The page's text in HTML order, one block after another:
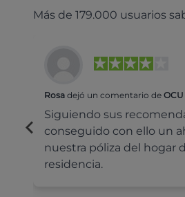
Más de 179.000 usuarios
Rosa dejó un comentario de OCU
Siguiendo sus
conseguido con ello un
nuestra póliza del hogar
residencia.